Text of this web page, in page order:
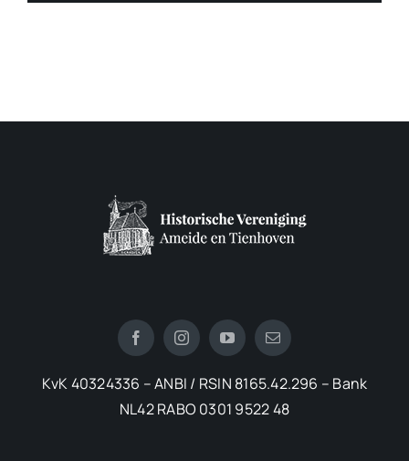
KvK 40324336 – ANBI / RSIN 8165.42.296 – Bank
NL42 RABO 0301 9522 48